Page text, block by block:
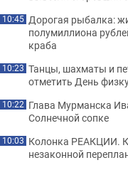
10:45 Дорогая рыбалка:
полумиллиона
краба
10:23 Танцы, шахматы и
отметить День
10:22 Глава Мурманска
Солнечной сопке
10:03 Колонка РЕАКЦИИ.
незаконной